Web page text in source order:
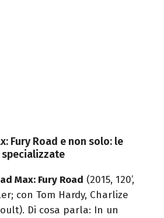
Fury Road e non solo: le
Max: Fury Road (2015, 120’,
con Tom Hardy, Charlize
Di cosa parla: In un